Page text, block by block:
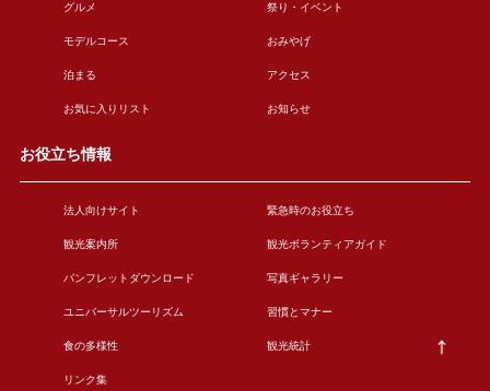
グルメ 祭り・イベント
モデルコース おみやげ
泊まる アクセス
お気に入りリスト お知らせ
お役立ち情報
法人向けサイト 緊急時のお役立ち
観光案内所 観光ボランティアガイド
パンフレットダウンロード 写真ギャラリー
ユニバーサルツーリズム 習慣とマナー
食の多様性 観光統計
リンク集